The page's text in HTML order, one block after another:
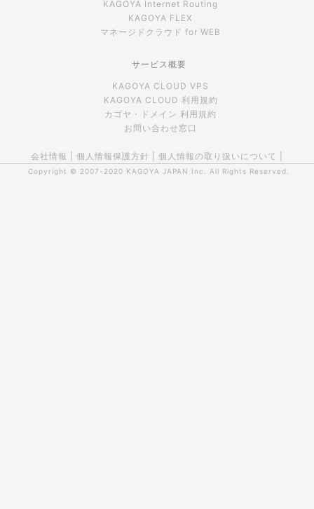
KAGOYA Internet Routing
KAGOYA FLEX
マネージドクラウド for WEB
サービス概要
KAGOYA CLOUD VPS
KAGOYA CLOUD 利用規約
カゴヤ・ドメイン 利用規約
お問い合わせ窓口
会社情報 個人情報保護方針 個人情報の取り扱いについて
Copyright © 2007-2020 KAGOYA JAPAN Inc. All Rights Reserved.